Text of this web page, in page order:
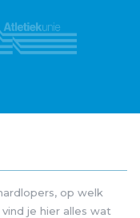
op welk
je hier alles wat